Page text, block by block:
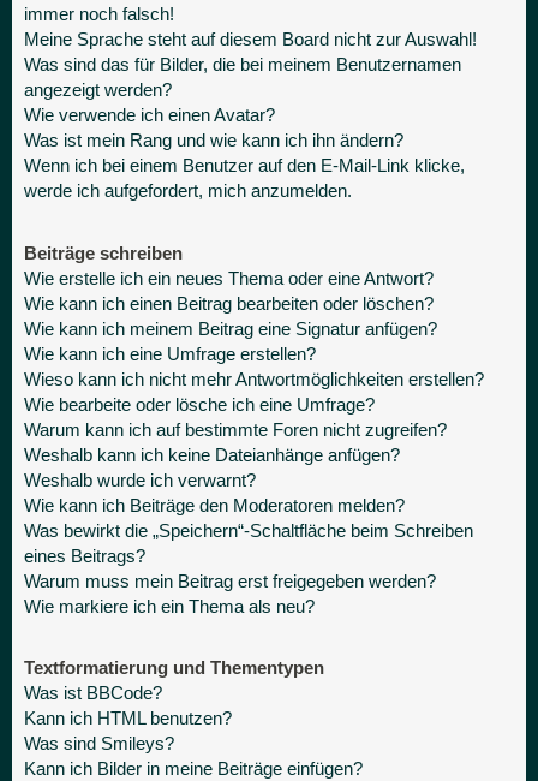
immer noch falsch!
Meine Sprache steht auf diesem Board nicht zur Auswahl!
Was sind das für Bilder, die bei meinem Benutzernamen
angezeigt werden?
Wie verwende ich einen Avatar?
Was ist mein Rang und wie kann ich ihn ändern?
Wenn ich bei einem Benutzer auf den E-Mail-Link klicke,
werde ich aufgefordert, mich anzumelden.
Beiträge schreiben
Wie erstelle ich ein neues Thema oder eine Antwort?
Wie kann ich einen Beitrag bearbeiten oder löschen?
Wie kann ich meinem Beitrag eine Signatur anfügen?
Wie kann ich eine Umfrage erstellen?
Wieso kann ich nicht mehr Antwortmöglichkeiten erstellen?
Wie bearbeite oder lösche ich eine Umfrage?
Warum kann ich auf bestimmte Foren nicht zugreifen?
Weshalb kann ich keine Dateianhänge anfügen?
Weshalb wurde ich verwarnt?
Wie kann ich Beiträge den Moderatoren melden?
Was bewirkt die „Speichern“-Schaltfläche beim Schreiben
eines Beitrags?
Warum muss mein Beitrag erst freigegeben werden?
Wie markiere ich ein Thema als neu?
Textformatierung und Thementypen
Was ist BBCode?
Kann ich HTML benutzen?
Was sind Smileys?
Kann ich Bilder in meine Beiträge einfügen?